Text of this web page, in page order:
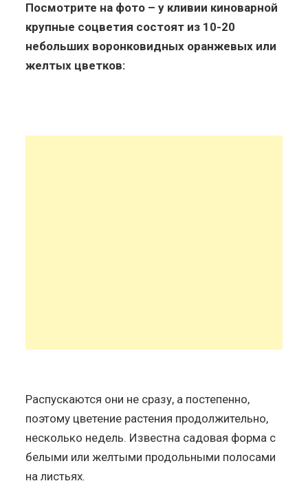
Посмотрите на фото – у кливии киноварной
крупные соцветия состоят из 10-20
небольших воронковидных оранжевых или
желтых цветков:
Распускаются они не сразу, а постепенно,
поэтому цветение растения продолжительно,
несколько недель. Известна садовая форма с
белыми или желтыми продольными полосами
на листьях.